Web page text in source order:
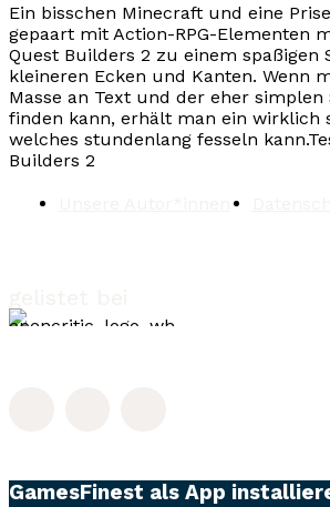
Ein bisschen Minecraft und eine
gepaart mit Action-RPG-Elementen
Quest Builders 2 zu einem spaßigen
kleineren Ecken und Kanten. Wenn
Masse an Text und der eher
finden kann, erhält man ein wirklich
welches stundenlang fesseln kann.
Builders 2
GamesFinest als App